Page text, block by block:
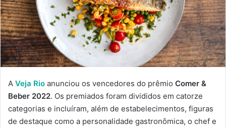
A Veja Rio anunciou os vencedores do prêmio Comer &
Beber 2022. Os premiados foram divididos em catorze
categorias e incluíram, além de estabelecimentos, figuras
de destaque como a personalidade gastronômica, o chef e